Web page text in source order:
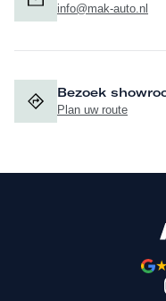
info@mak-auto.nl
Bezoek
Plan uw route
★